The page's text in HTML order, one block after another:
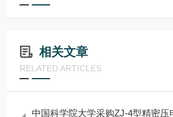
相关文章
RELATED ARTICLES
中国科学院大学采购ZJ-4型精密压电d33测